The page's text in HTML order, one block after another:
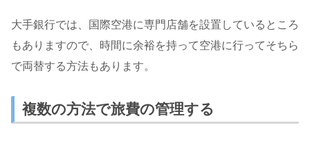
大手銀行では、国際空港に専門店舗を設置しているところ
もありますので、時間に余裕を持って空港に行ってそちら
で両替する方法もあります。
複数の方法で旅費の管理する